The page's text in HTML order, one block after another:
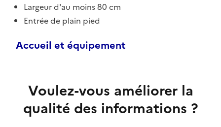
Largeur d'au moins 80 cm
Entrée de plain pied
Accueil et équipement
Voulez-vous améliorer la
qualité des informations ?